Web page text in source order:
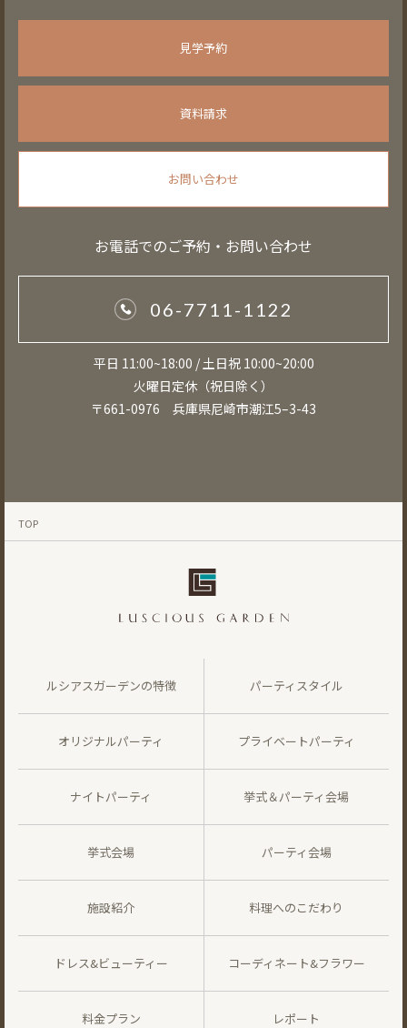
見学予約
資料請求
お問い合わせ
お電話でのご予約・お問い合わせ
06-7711-1122
平日 11:00~18:00 / 土日祝 10:00~20:00
火曜日定休（祝日除く）
〒661-0976 兵庫県尼崎市潮江5–3-43
TOP
ルシアスガーデンの特徴 パーティスタイル
オリジナルパーティ プライベートパーティ
ナイトパーティ 挙式＆パーティ会場
挙式会場 パーティ会場
施設紹介 料理へのこだわり
ドレス&ビューティー コーディネート&フラワー
料金プラン レポート